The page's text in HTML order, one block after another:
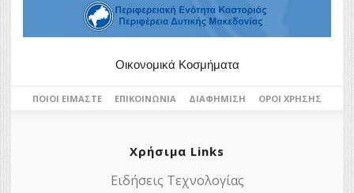
Οικονομικά Κοσμήματα
ΠΟΙΟΙ ΕΊΜΑΣΤΕ ΕΠΙΚΟΙΝΩΝΊΑ ΔΙΑΦΉΜΙΣΗ ΌΡΟΙ ΧΡΉΣΗΣ
Χρήσιμα Links
Ειδήσεις Τεχνολογίας